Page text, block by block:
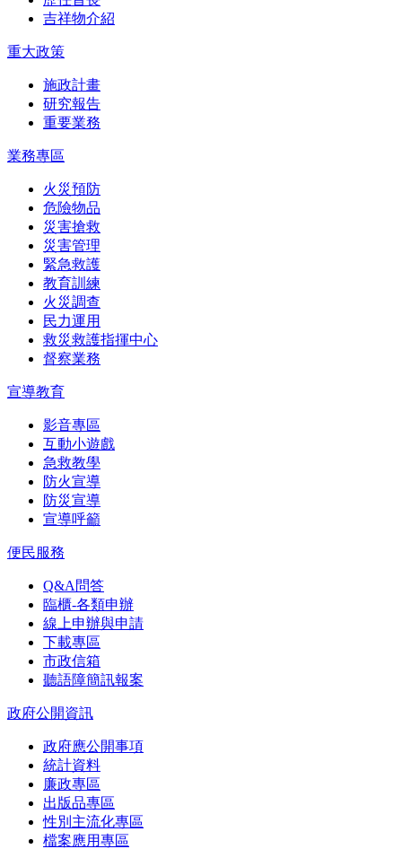
吉祥物介紹
重大政策
施政計畫
研究報告
重要業務
業務專區
火災預防
危險物品
災害搶救
災害管理
緊急救護
教育訓練
火災調查
民力運用
救災救護指揮中心
督察業務
宣導教育
影音專區
互動小遊戲
急救教學
防火宣導
防災宣導
宣導呼籲
便民服務
Q&A問答
臨櫃-各類申辦
線上申辦與申請
下載專區
市政信箱
聽語障簡訊報案
政府公開資訊
政府應公開事項
統計資料
廉政專區
出版品專區
性別主流化專區
檔案應用專區